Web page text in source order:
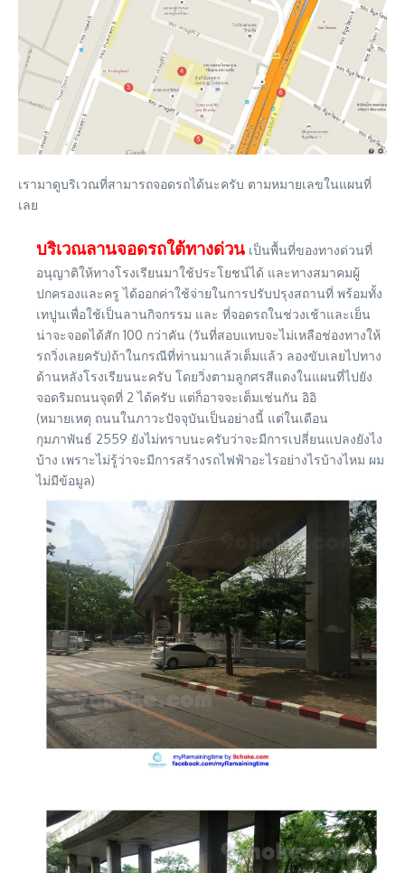
เรามาดูบริเวณที่สามารถจอดรถได้นะครับ ตามหมายเลขในแผนที่
เลย
บริเวณลานจอดรถใต้ทางด่วน เป็นพื้นที่ของทางด่วนที่
อนุญาติให้ทางโรงเรียนมาใช้ประโยชน์ได้ และทางสมาคมผู้
ปกครองและครู ได้ออกค่าใช้จ่ายในการปรับปรุงสถานที่ พร้อมทั้ง
เทปูนเพื่อใช้เป็นลานกิจกรรม และ ที่จอดรถในช่วงเช้าและเย็น
น่าจะจอดได้สัก 100 กว่าคัน (วันที่สอบแทบจะไม่เหลือช่องทางให้
รถวิ่งเลยครับ)ถ้าในกรณีที่ท่านมาแล้วเต็มแล้ว ลองขับเลยไปทาง
ด้านหลังโรงเรียนนะครับ โดยวิ่งตามลูกศรสีแดงในแผนที่ไปยัง
จอดริมถนนจุดที่ 2 ได้ครับ แต่ก็อาจจะเต็มเช่นกัน อิอิ
(หมายเหตุ ถนนในภาวะปัจจุบันเป็นอย่างนี้ แต่ในเดือน
กุมภาพันธ์ 2559 ยังไม่ทราบนะครับว่าจะมีการเปลี่ยนแปลงยังไง
บ้าง เพราะไม่รู้ว่าจะมีการสร้างรถไฟฟ้าอะไรอย่างไรบ้างไหม ผม
ไม่มีข้อมูล)